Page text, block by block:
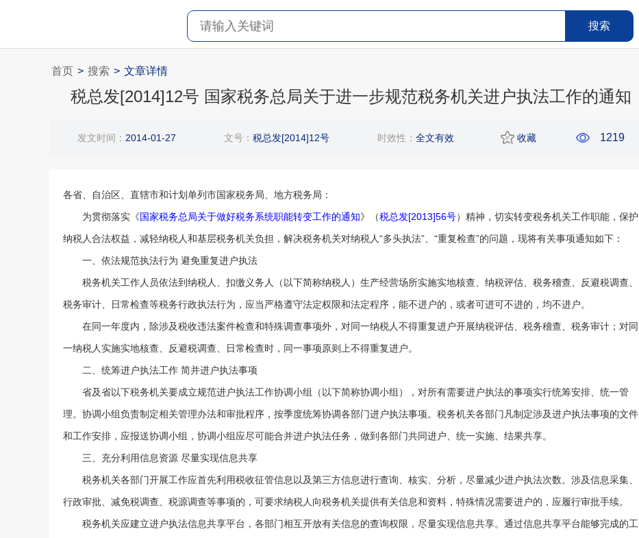
搜索
首页 > 搜索 > 文章详情
税总发[2014]12号 国家税务总局关于进一步规范税务机关进户执法工作的通知
发文时间： 2014-01-27 文号： 税总发[2014]12号 时效性： 全文有效 收藏 1219
各省、自治区、直辖市和计划单列市国家税务局、地方税务局：
为贯彻落实《国家税务总局关于做好税务系统职能转变工作的通知》（税总发[2013]56号）精神，切实转变税务机关工作职能，保护
纳税人合法权益，减轻纳税人和基层税务机关负担，解决税务机关对纳税人“多头执法”、“重复检查”的问题，现将有关事项通知如下：
一、依法规范执法行为 避免重复进户执法
税务机关工作人员依法到纳税人、扣缴义务人（以下简称纳税人）生产经营场所实施实地核查、纳税评估、税务稽查、反避税调查、
税务审计、日常检查等税务行政执法行为，应当严格遵守法定权限和法定程序，能不进户的，或者可进可不进的，均不进户。
在同一年度内，除涉及税收违法案件检查和特殊调查事项外，对同一纳税人不得重复进户开展纳税评估、税务稽查、税务审计；对同
一纳税人实施实地核查、反避税调查、日常检查时，同一事项原则上不得重复进户。
二、统筹进户执法工作 简并进户执法事项
省及省以下税务机关要成立规范进户执法工作协调小组（以下简称协调小组），对所有需要进户执法的事项实行统筹安排、统一管
理。协调小组负责制定相关管理办法和审批程序，按季度统筹协调各部门进户执法事项。税务机关各部门凡制定涉及进户执法事项的文件
和工作安排，应报送协调小组，协调小组应尽可能合并进户执法任务，做到各部门共同进户、统一实施、结果共享。
三、充分利用信息资源 尽量实现信息共享
税务机关各部门开展工作应首先利用税收征管信息以及第三方信息进行查询、核实、分析，尽量减少进户执法次数。涉及信息采集、
行政审批、减免税调查、税源调查等事项的，可要求纳税人向税务机关提供有关信息和资料，特殊情况需要进户的，应履行审批手续。
税务机关应建立进户执法信息共享平台，各部门相互开放有关信息的查询权限，尽量实现信息共享。通过信息共享平台能够完成的工